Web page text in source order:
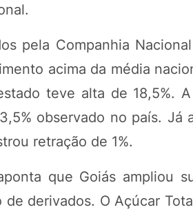
pela Companhia
acima da média
teve alta de 18,5%.
observado no país. Já
retração de 1%.
que Goiás ampliou
de derivados. O Açúcar